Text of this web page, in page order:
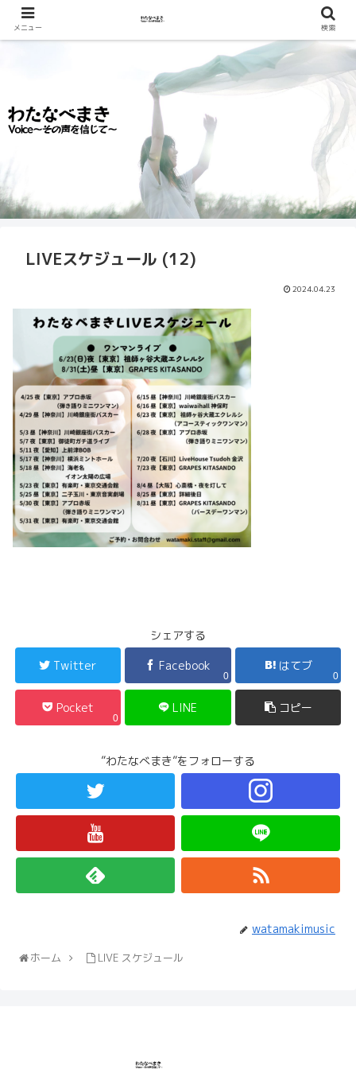
LIVEスケジュール (12)
2024.04.23
シェアする
Twitter
Facebook
0
はてブ
0
Pocket
0
LINE コピー
”わたなべまき”をフォローする
watamakimusic
ホーム LIVE スケジュール
メニュー 検索